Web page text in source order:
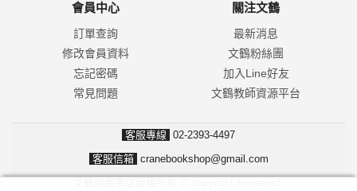
會員中心
訂單查詢
修改會員資料
忘記密碼
常見問題
關注文鶴
最新消息
文鶴粉絲團
加入Line好友
文鶴教師資源平台
客服專線 02-2393-4497
客服信箱 cranebookshop@gmail.com